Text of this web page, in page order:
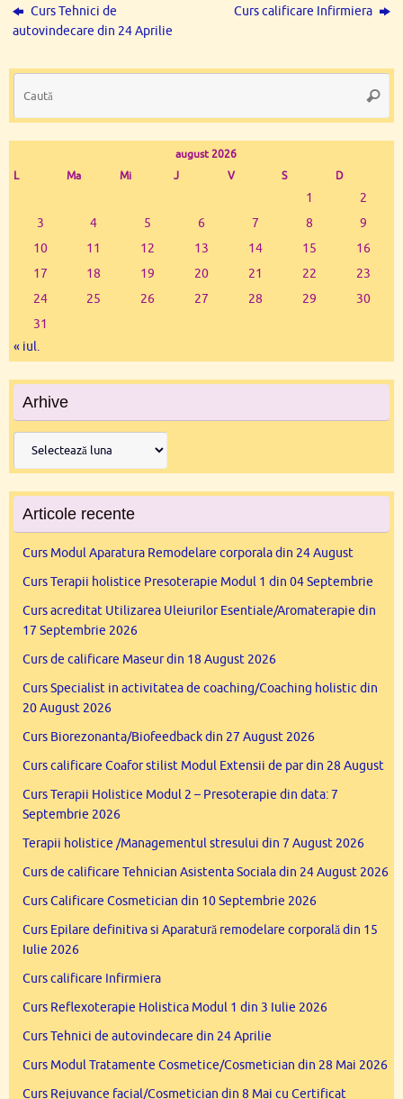
Curs Tehnici de
autovindecare din 24 Aprilie
Curs calificare Infirmiera
Caută
august 2026
L
Ma Mi J V S D
1
2
3
4 5 6 7 8
9
10
11 12 13 14 15
16
17
18 19 20 21 22
23
24
25 26 27 28 29
30
31
« iul.
Arhive
Articole recente
Curs Modul Aparatura Remodelare corporala din 24 August
Curs Terapii holistice Presoterapie Modul 1 din 04 Septembrie
Curs acreditat Utilizarea Uleiurilor Esentiale/Aromaterapie din
17 Septembrie 2026
Curs de calificare Maseur din 18 August 2026
Curs Specialist in activitatea de coaching/Coaching holistic din
20 August 2026
Curs Biorezonanta/Biofeedback din 27 August 2026
Curs calificare Coafor stilist Modul Extensii de par din 28 August
Curs Terapii Holistice Modul 2 – Presoterapie din data: 7
Septembrie 2026
Terapii holistice /Managementul stresului din 7 August 2026
Curs de calificare Tehnician Asistenta Sociala din 24 August 2026
Curs Calificare Cosmetician din 10 Septembrie 2026
Curs Epilare definitiva si Aparatură remodelare corporală din 15
Iulie 2026
Curs calificare Infirmiera
Curs Reflexoterapie Holistica Modul 1 din 3 Iulie 2026
Curs Tehnici de autovindecare din 24 Aprilie
Curs Modul Tratamente Cosmetice/Cosmetician din 28 Mai 2026
Curs Rejuvance facial/Cosmetician din 8 Mai cu Certificat